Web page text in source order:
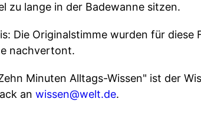
zu lange in der Badewanne sitzen.
Die Originalstimme wurden für
nachvertont.
Minuten Alltags-Wissen" ist der
an wissen@welt.de.